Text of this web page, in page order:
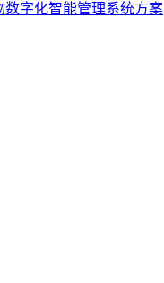
数字化智能管理系统方案